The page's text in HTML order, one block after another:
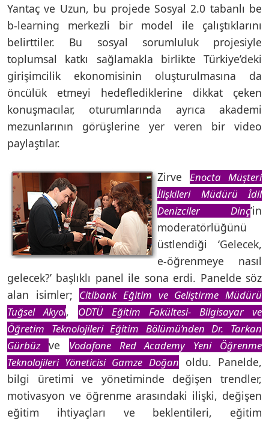
Yantaç ve Uzun, bu projede Sosyal 2.0 tabanlı be
b-learning merkezli bir model ile çalıştıklarını
belirttiler. Bu sosyal sorumluluk projesiyle
toplumsal katkı sağlamakla birlikte Türkiye’deki
girişimcilik ekonomisinin oluşturulmasına da
öncülük etmeyi hedeflediklerine dikkat çeken
konuşmacılar, oturumlarında ayrıca akademi
mezunlarının görüşlerine yer veren bir video
paylaştılar.
Zirve Enocta Müşteri
İlişkileri Müdürü İdil
Denizciler Dinç’in
moderatörlüğünü
üstlendiği ‘Gelecek,
e-öğrenmeye nasıl
gelecek?’ başlıklı panel ile sona erdi. Panelde söz
alan isimler; Citibank Eğitim ve Geliştirme Müdürü
Tuğsel Akyol, ODTÜ Eğitim Fakültesi- Bilgisayar ve
Öğretim Teknolojileri Eğitim Bölümü’nden Dr. Tarkan
Gürbüz ve Vodafone Red Academy Yeni Öğrenme
Teknolojileri Yöneticisi Gamze Doğan oldu. Panelde,
bilgi üretimi ve yönetiminde değişen trendler,
motivasyon ve öğrenme arasındaki ilişki, değişen
eğitim ihtiyaçları ve beklentileri, eğitim